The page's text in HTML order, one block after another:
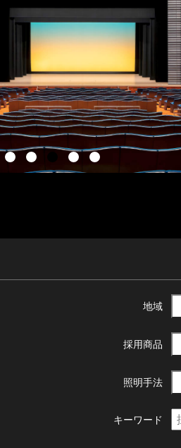
地域
採用商品
照明手法
キーワード